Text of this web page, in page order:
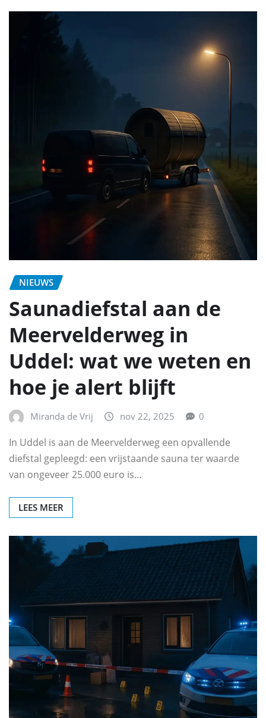
NIEUWS
Saunadiefstal aan de
Meervelderweg in
Uddel: wat we weten en
hoe je alert blijft
Miranda de Vrij nov 22, 2025 0
In Uddel is aan de Meervelderweg een opvallende
diefstal gepleegd: een vrijstaande sauna ter waarde
van ongeveer 25.000 euro is…
LEES MEER